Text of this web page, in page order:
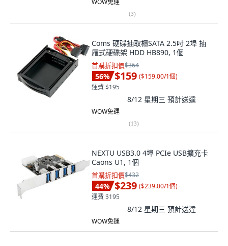
WOW免運
(3)
Coms 硬碟抽取櫃SATA 2.5吋 2埠 抽
屜式硬碟架 HDD HB890, 1個
首購折扣價$364
56% $159 ($159.00/1個)
運費 $195
8/12 星期三 預計送達
WOW免運
(13)
NEXTU USB3.0 4埠 PCIe USB擴充卡
Caons U1, 1個
首購折扣價$432
44% $239 ($239.00/1個)
運費 $195
8/12 星期三 預計送達
WOW免運